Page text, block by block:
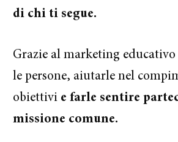
di chi ti segue.
Grazie al marketing
le persone, aiutarle nel
obiettivi e farle sentire
missione comune.